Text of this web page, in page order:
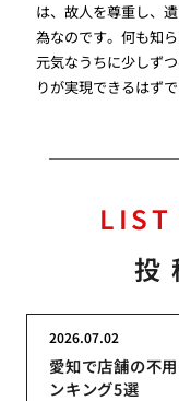
は、故人を尊重し、
為なのです。何も知
元気なうちに少しず
りが実現できるはずで
LIST
投
愛知で店舗の不
ンキング5選
2026.07.02